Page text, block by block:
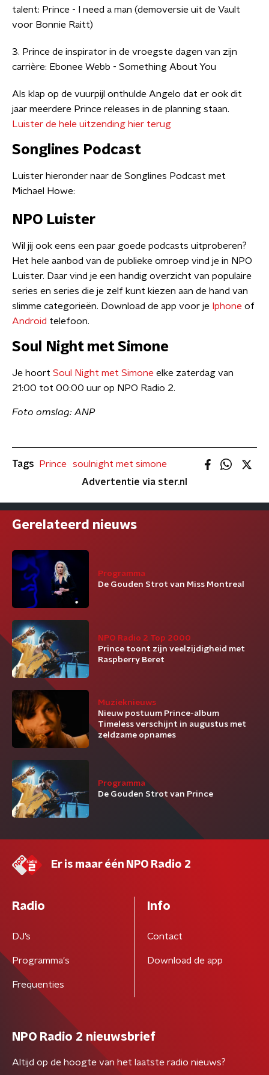
talent: Prince - I need a man (demoversie uit de Vault
voor Bonnie Raitt)
3. Prince de inspirator in de vroegste dagen van zijn
carrière: Ebonee Webb - Something About You
Als klap op de vuurpijl onthulde Angelo dat er ook dit
jaar meerdere Prince releases in de planning staan.
Luister de hele uitzending hier terug
Songlines Podcast
Luister hieronder naar de Songlines Podcast met
Michael Howe:
NPO Luister
Wil jij ook eens een paar goede podcasts uitproberen?
Het hele aanbod van de publieke omroep vind je in NPO
Luister. Daar vind je een handig overzicht van populaire
series en series die je zelf kunt kiezen aan de hand van
slimme categorieën. Download de app voor je Iphone of
Android telefoon.
Soul Night met Simone
Je hoort Soul Night met Simone elke zaterdag van
21:00 tot 00:00 uur op NPO Radio 2.
Foto omslag: ANP
Tags Prince
soulnight met simone
Advertentie via ster.nl
Gerelateerd nieuws
Programma
De Gouden Strot van Miss Montreal
NPO Radio 2 Top 2000
Prince toont zijn veelzijdigheid met
Raspberry Beret
Muzieknieuws
Nieuw postuum Prince-album
Timeless verschijnt in augustus met
zeldzame opnames
Programma
De Gouden Strot van Prince
Er is maar één NPO Radio 2
Radio
DJ’s
Programma's
Frequenties
Info
Contact
Download de app
NPO Radio 2 nieuwsbrief
Altijd op de hoogte van het laatste radio nieuws?